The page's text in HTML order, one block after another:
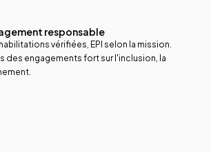
responsable
vérifiées, EPI selon la mission.
des engagements fort sur l'inclusion, la